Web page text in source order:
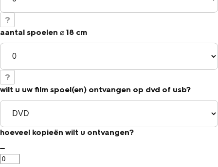
?
aantal spoelen ⌀ 18 cm
?
wilt u uw film spoel(en) ontvangen op dvd of usb?
hoeveel kopieën wilt u ontvangen?